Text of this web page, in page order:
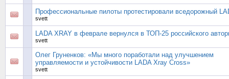
Профессиональные пилоты протестировали вседорожный
svett
LADA XRAY в феврале вернулся в ТОП-25 российского
svett
Олег Груненков: «Мы много поработали над улучшением
управляемости и устойчивости LADA Xray Cross»
svett